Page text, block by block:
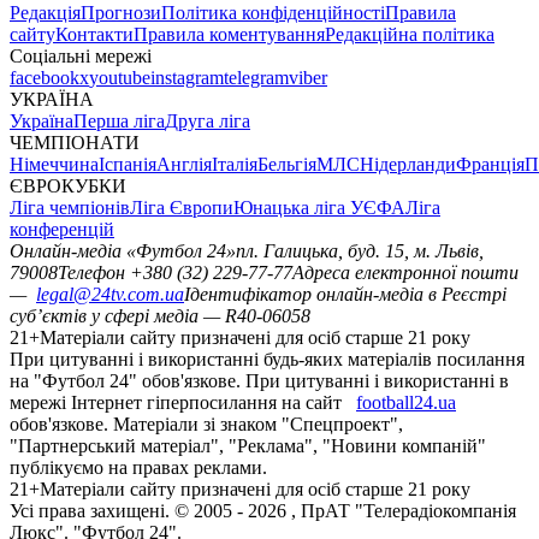
РедакціяПрогнозиПолітика конфіденційностіПравила
сайтуКонтактиПравила коментуванняРедакційна політика
Соціальні мережі
facebookxyoutubeinstagramtelegramviber
УКРАЇНА
УкраїнаПерша лігаДруга ліга
ЧЕМПІОНАТИ
НімеччинаІспаніяАнгліяІталіяБельгіяМЛСНідерландиФранція
ЄВРОКУБКИ
Ліга чемпіонівЛіга ЄвропиЮнацька ліга УЄФАЛіга
конференцій
Онлайн-медіа «Футбол 24»пл. Галицька, буд. 15, м. Львів,
79008Телефон +380 (32) 229-77-77Адреса електронної пошти
— legal@24tv.com.uaІдентифікатор онлайн-медіа в Реєстрі
суб’єктів у сфері медіа — R40-06058
21+Матеріали сайту призначені для осіб старше 21 року
При цитуванні і використанні будь-яких матеріалів посилання
на "Футбол 24" обов'язкове. При цитуванні і використанні в
мережі Інтернет гіперпосилання на сайт
football24.ua
обов'язкове. Матеріали зі знаком "Спецпроект",
"Партнерський матеріал", "Реклама", "Новини компаній"
публікуємо на правах реклами.
21+Матеріали сайту призначені для осіб старше 21 року
Усi права захищенi. © 2005 - 2026 , ПрАТ "Телерадіокомпанія
Люкс". "Футбол 24".